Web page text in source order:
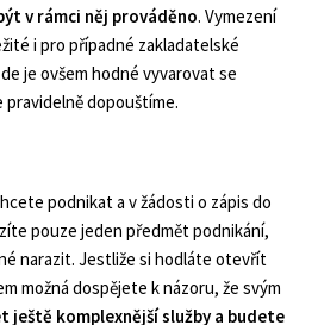
v rámci něj prováděno. Vymezení
i pro případné zakladatelské
je ovšem hodné vyvarovat se
dopouštíme.
podnikat a v žádosti o zápis do
pouze jeden předmět podnikání,
narazit. Jestliže si hodláte otevřít
možná dospějete k názoru, že svým
ještě komplexnější služby a budete